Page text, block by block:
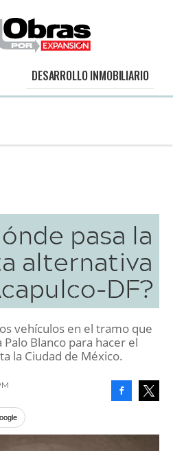
DESARROLLO INMOBILIARIO
pasa la
alternativa
DF?
vehículos en el tramo que
Blanco para hacer el
la Ciudad de México.